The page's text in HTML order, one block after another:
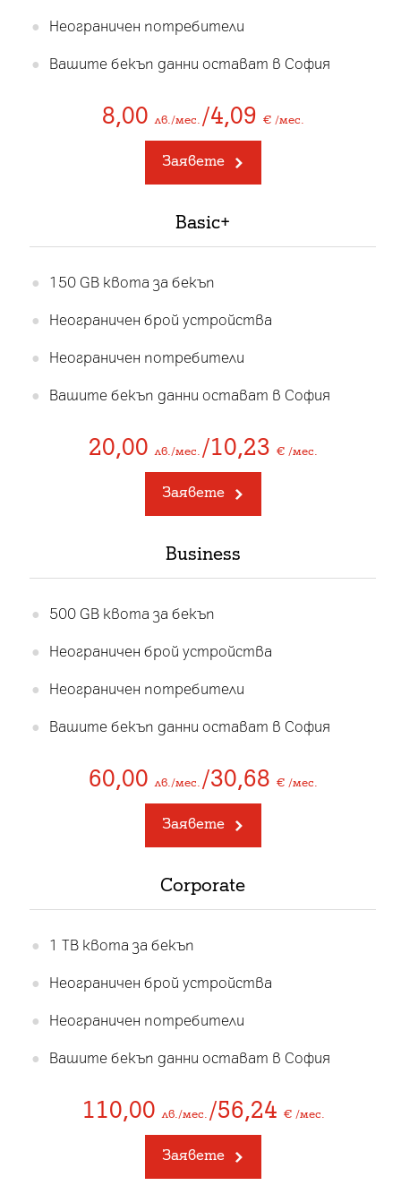
Неограничен потребители
Вашите бекъп данни остават в София
8,00 лв./мес. /4,09 € /мес.
Заявете
Basic+
150 GB квота за бекъп
Неограничен брой устройства
Неограничен потребители
Вашите бекъп данни остават в София
20,00 лв./мес. /10,23 € /мес.
Заявете
Business
500 GB квота за бекъп
Неограничен брой устройства
Неограничен потребители
Вашите бекъп данни остават в София
60,00 лв./мес. /30,68 € /мес.
Заявете
Corporate
1 TB квота за бекъп
Неограничен брой устройства
Неограничен потребители
Вашите бекъп данни остават в София
110,00 лв./мес. /56,24 € /мес.
Заявете